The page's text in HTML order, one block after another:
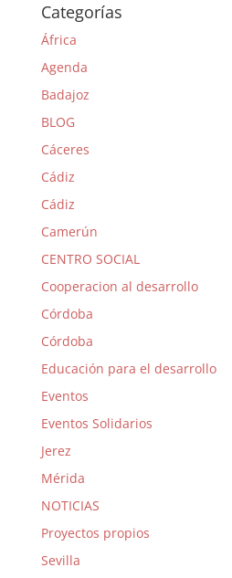
Categorías
África
Agenda
Badajoz
BLOG
Cáceres
Cádiz
Cádiz
Camerún
CENTRO SOCIAL
Cooperacion al desarrollo
Córdoba
Córdoba
Educación para el desarrollo
Eventos
Eventos Solidarios
Jerez
Mérida
NOTICIAS
Proyectos propios
Sevilla